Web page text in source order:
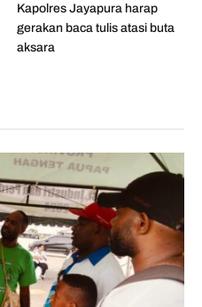
Kapolres Jayapura harap
gerakan baca tulis atasi buta
aksara